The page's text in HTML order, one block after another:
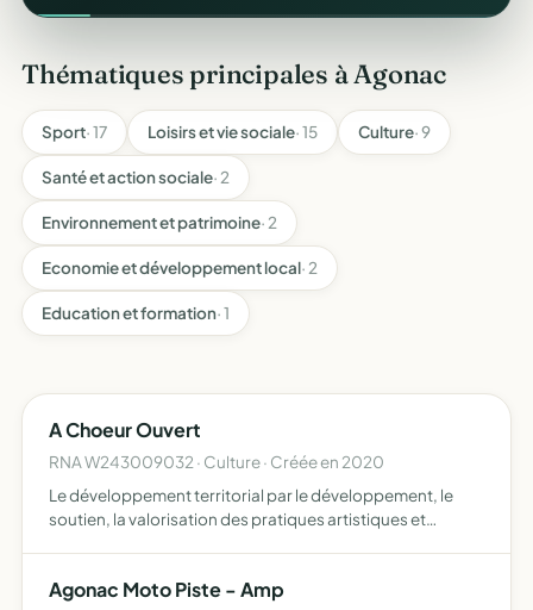
Thématiques principales à Agonac
Sport· 17 Loisirs et vie sociale· 15 Culture· 9
Santé et action sociale· 2
Environnement et patrimoine· 2
Economie et développement local· 2
Education et formation· 1
A Choeur Ouvert
RNA W243009032 · Culture · Créée en 2020
Le développement territorial par le développement, le
soutien, la valorisation des pratiques artistiques et
s'appliquera à fa…
Agonac Moto Piste - Amp